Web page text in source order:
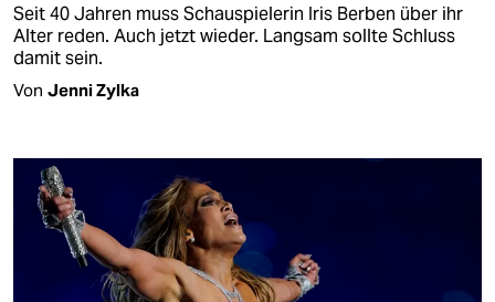
Seit 40 Jahren muss Schauspielerin Iris Berben über ihr
Alter reden. Auch jetzt wieder. Langsam sollte Schluss
damit sein.
Von Jenni Zylka